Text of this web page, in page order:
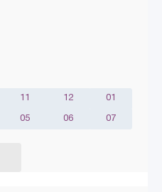
11 12 01
05 06 07